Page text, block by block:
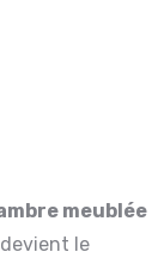
meublée
le